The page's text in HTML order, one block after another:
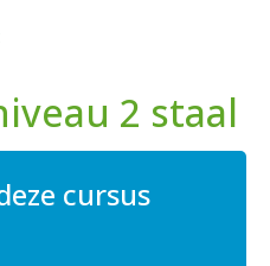
2 staal
cursus